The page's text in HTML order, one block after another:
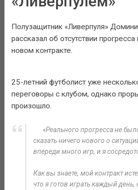
Полузащитник «Ливерпуля»
рассказал об отсутствии
новом контракте.
25-летний футболист уже
переговоры с клубом, однако
произошло.
«Реального прогресса не
сказать ничего нового о
впереди много игр, и я
Как вы знаете, мой контракт
что я готов играть каждый